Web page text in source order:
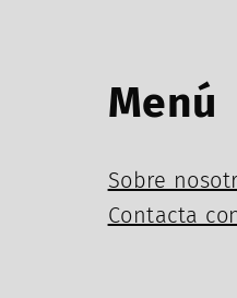
Menú
Sobre
Contacta